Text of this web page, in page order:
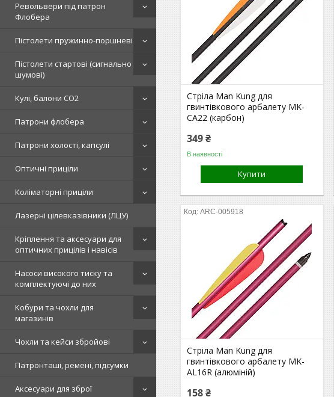
Револьвери під патрон
Флобера
Пістолети пружинно-поршневі
Пістолети стартові (сигнально
шумові)
Кулі, балони СО2
Патрони флобера
Патрони холості, капсулі
Оптичні приціли
Коліматорні приціли
Лазерні цілевказівники (ЛЦУ)
Кріплення та аксесуари для
оптичних прицілів і навісів
Насоси високого тиску та
комплектуючі до них
Кобури та чохли для
магазинів
Чохли та кейси збройові
Патронташі, ремені, підсумки
Аксесуари для зброї
Стріла Man Kung для
гвинтівкового арбалету MK-
CA22 (карбон)
349 ₴
В наявності
Купити
ARC-005918
Стріла Man Kung для
гвинтівкового арбалету MK-
AL16R (алюміній)
158 ₴